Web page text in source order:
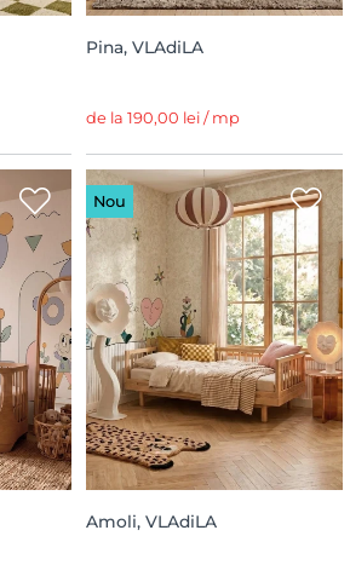
Pina, VLAdiLA
de la 190,00 lei / mp
Nou
Amoli, VLAdiLA